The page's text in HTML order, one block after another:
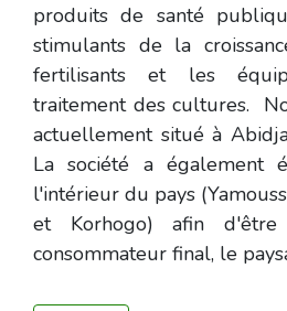
produits de santé
stimulants de la
fertilisants et les
traitement des cultures.
actuellement situé à
La société a également
l'intérieur du pays
et Korhogo) afin
consommateur final, le